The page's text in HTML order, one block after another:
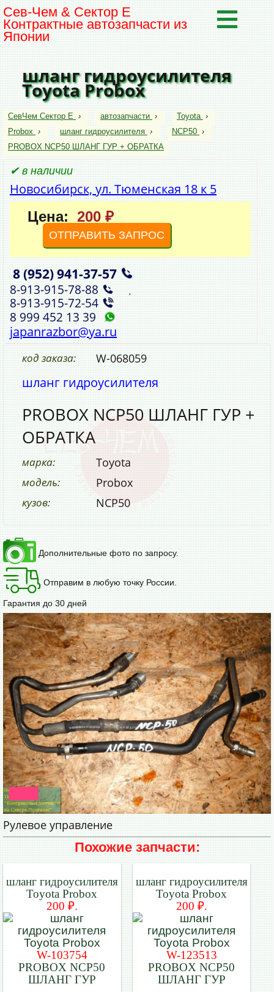
Сев-Чем & Сектор Е
Контрактные автозапчасти из
Японии
шланг гидроусилителя
Toyota Probox
СевЧем Сектор Е › автозапчасти › Toyota ›
Probox › шланг гидроусилителя › NCP50 ›
PROBOX NCP50 ШЛАНГ ГУР + ОБРАТКА
✔ в наличии
Новосибирск, ул. Тюменская 18 к 5
Цена: 200 ₽
ОТПРАВИТЬ ЗАПРОС
8 (952)941‑37‑57 ,
8‑913‑915‑78‑88 ,
8‑913‑915‑72‑54
8 999 452 13 39
japanrazbor@ya.ru
код заказа: W-068059
шланг гидроусилителя
PROBOX NCP50 ШЛАНГ ГУР +
ОБРАТКА
марка: Toyota
модель: Probox
кузов: NCP50
Дополнительные фото по запросу.
Отправим в любую точку России.
Гарантия до 30 дней
Рулевое управление
Похожие запчасти:
шланг гидроусилителя
Toyota Probox
200 ₽.
W-103754
PROBOX NCP50
ШЛАНГ ГУР
шланг гидроусилителя
Toyota Probox
200 ₽.
W-123513
PROBOX NCP50
ШЛАНГ ГУР